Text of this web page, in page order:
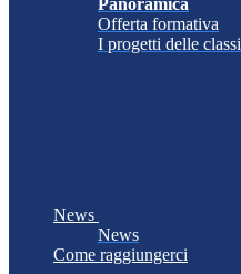
Panoramica
Offerta formativa
I progetti delle classi
News
News
Come raggiungerci